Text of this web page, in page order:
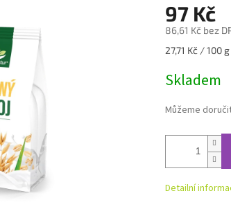
97 Kč
86,61 Kč bez
Měrná
27,71 Kč / 100 g
Skladem
Můžeme
Detailní